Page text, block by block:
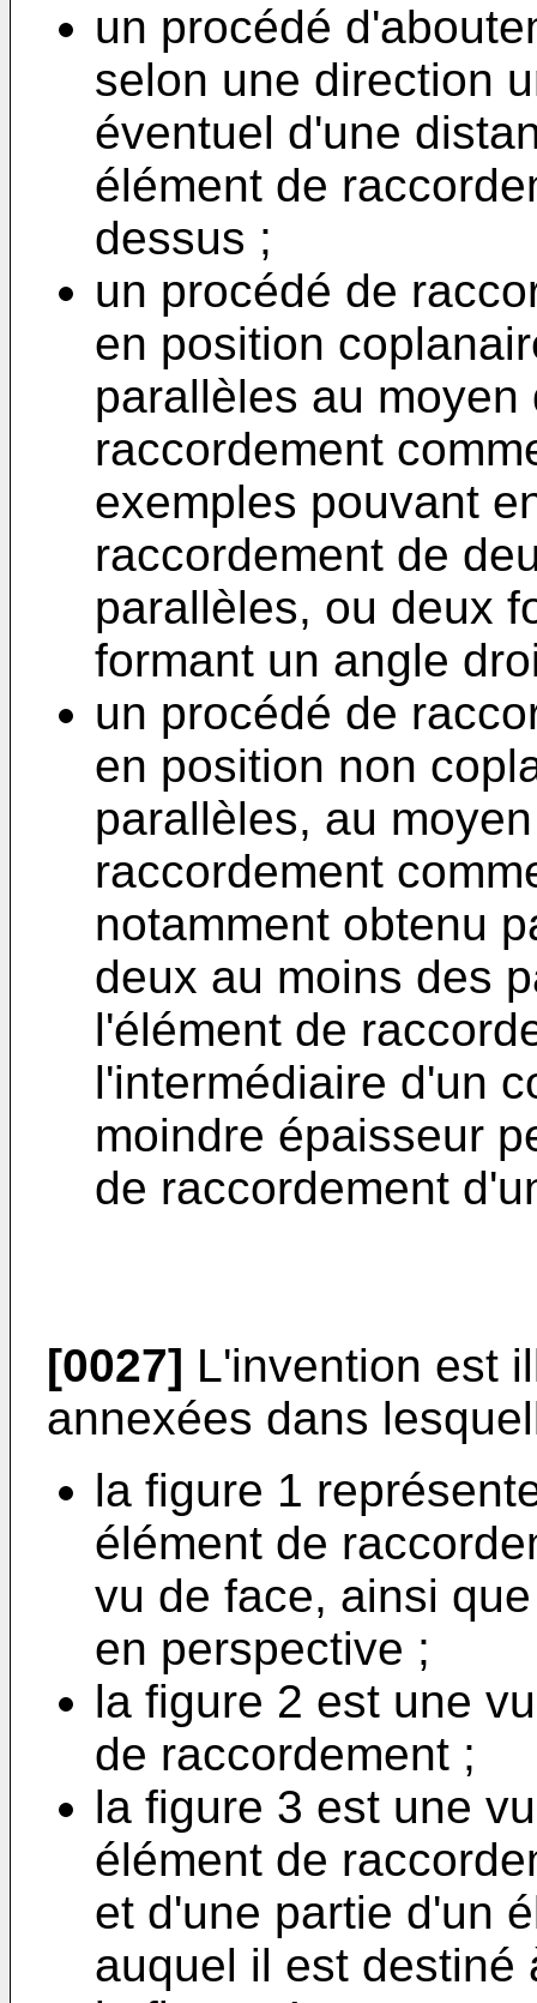
un procédé
selon une direction
éventuel d'une
élément de
dessus ;
un procédé de
en position
parallèles au
raccordement
exemples pouvant
raccordement de
parallèles, ou deux
formant un angle
un procédé de
en position non
parallèles, au
raccordement
notamment obtenu
deux au moins des
l'élément de
l'intermédiaire d'un
moindre épaisseur
de raccordement
[0027] L'invention est
annexées dans
la figure 1
élément de
vu de face, ainsi
en perspective ;
la figure 2 est une
de raccordement ;
la figure 3 est une
élément de
et d'une partie d'un
auquel il est destiné